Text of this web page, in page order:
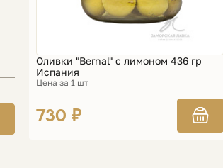
Оливки "Bernal" с лимоном 436 гр
Испания
Цена за 1 шт
730 ₽